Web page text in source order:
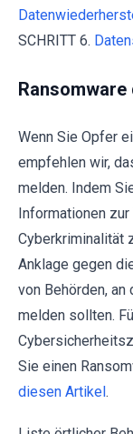
SCHRITT 6.
Ransomware
Wenn Sie Opfer
empfehlen wir,
melden. Indem
Informationen
Cyberkriminalität
Anklage gegen
von Behörden,
melden sollten.
Sie einen
diesen Artikel .